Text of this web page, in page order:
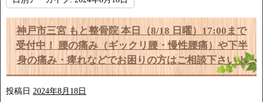
神戸市三宮 もと整骨院 本日（8/18 日曜）17:00まで
受付中！ 腰の痛み（ギックリ腰・慢性腰痛）や下半
身の痛み・痺れなどでお困りの方はご相談下さい！
投稿日 2024年8月18日